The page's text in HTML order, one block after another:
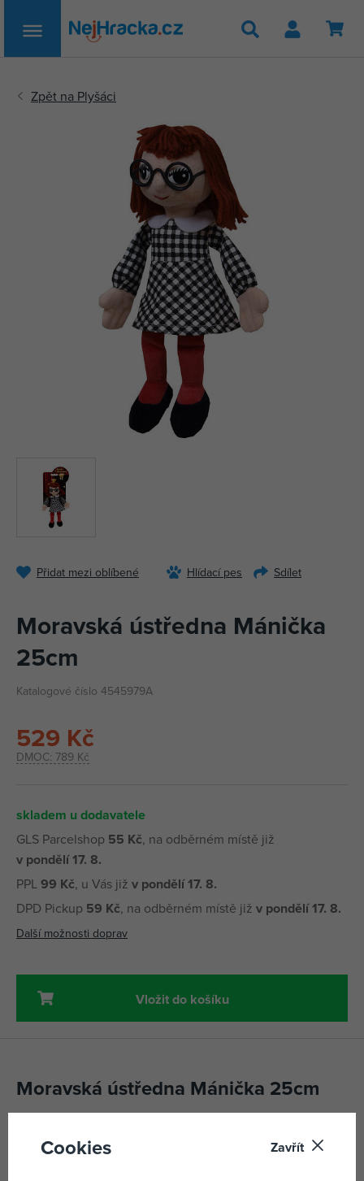
Hledat
Přidat mezi oblíbené Hlídací pes Sdílet
Moravská ústředna Mánička
25cm
Katalogové číslo 4545979A
DMOC: 789 Kč
529 Kč
skladem u dodavatele
GLS Parcelshop 55 Kč, na odběrném místě již
v pondělí 17. 8.
PPL99 Kč, u Vás již v pondělí 17. 8.
DPD Pickup 59 Kč, na odběrném místě již v pondělí 17. 8.
Další možnosti doprav
Vložit do košíku
Moravská ústředna Mánička 25cm
Pratelná. Ruční praní. Vyrobeno ručně v ČR.
Cookies Zavřít